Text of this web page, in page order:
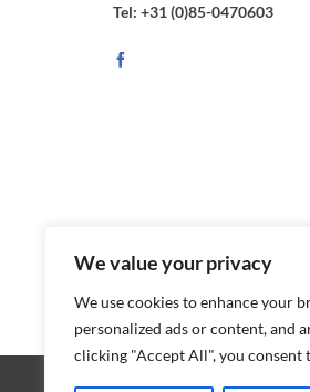
We value your privacy
We use cookies to enhance your
personalized ads or content, and
clicking "Accept All", you consent
Tel: +31 (0)85-0470603